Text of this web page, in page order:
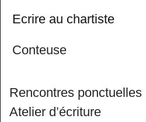
Ecrire au chartiste
Conteuse
Rencontres ponctuelles
Atelier d’écriture